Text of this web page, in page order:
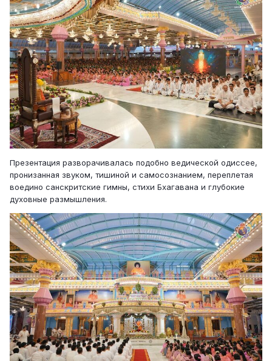
Презентация разворачивалась подобно ведической одиссее,
пронизанная звуком, тишиной и самосознанием, переплетая
воедино санскритские гимны, стихи Бхагавана и глубокие
духовные размышления.